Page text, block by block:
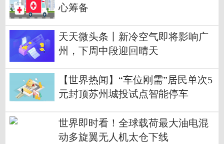
心筹备
天天微头条丨新冷空气即将影响广
州，下周中段迎回晴天
【世界热闻】“车位刚需”居民单次5
元封顶苏州城投试点智能停车
世界即时看！全球载荷最大油电混
动多旋翼无人机太仓下线